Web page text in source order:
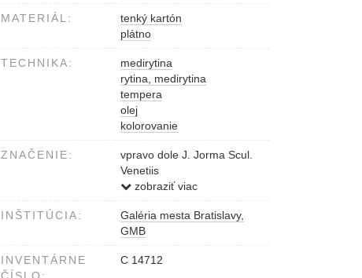
MATERIÁL:
tenký kartón
plátno
TECHNIKA:
medirytina
rytina, medirytina
tempera
olej
kolorovanie
ZNAČENIE:
vpravo dole J. Jorma Scul.
Venetiis
vľavo dole Franc. co Moard
zobraziť viac
INŠTITÚCIA:
Galéria mesta Bratislavy,
GMB
INVENTÁRNE
C 14712